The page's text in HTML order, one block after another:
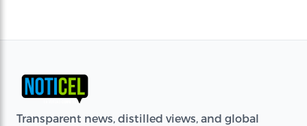
Transparent news, distilled views, and global